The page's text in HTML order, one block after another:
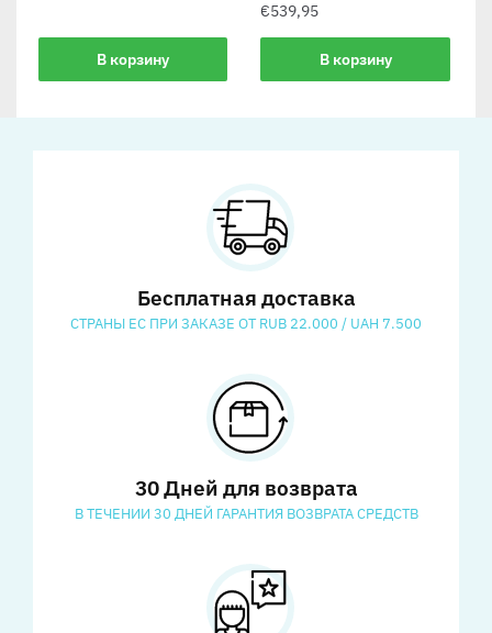
В корзину
€539,95
В корзину
Бесплатная доставка
СТРАНЫ ЕС ПРИ ЗАКАЗЕ ОТ RUB 22.000 / UAH 7.500
30 Дней для возврата
В ТЕЧЕНИИ 30 ДНЕЙ ГАРАНТИЯ ВОЗВРАТА СРЕДСТВ